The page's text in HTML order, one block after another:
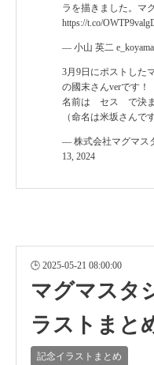
ラを描きました。マ
https://t.co/
— 小山 英二 e_koyama
3月9日にポストした
の國末さんverです！
名前は セス で決ま
（命名は米坂さんで
— 株式会社マグマス
13, 2024
2025-05-21 08:00:00
マグマスタ
ラストまと
記念イラストまとめ